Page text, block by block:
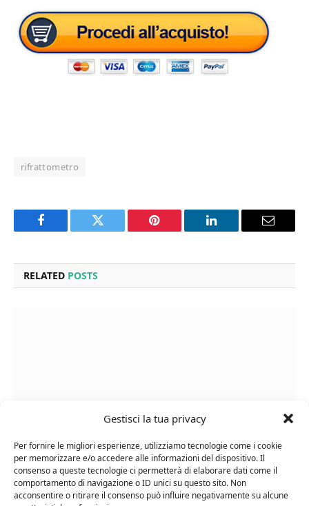
Gestisci la tua privacy
Per fornire le migliori esperienze, utilizziamo tecnologie come i cookie
per memorizzare e/o accedere alle informazioni del dispositivo. Il
consenso a queste tecnologie ci permetterà di elaborare dati come il
comportamento di navigazione o ID unici su questo sito. Non
acconsentire o ritirare il consenso può influire negativamente su alcune
rifrattometro
Facebook Twitter Pinterest LinkedIn Email
RELATED POSTS
Cipriani Arrigo, Vino Rosso Veneto IGT 2015,
Bottiglia Numerata, Produzione Limitata, 750 Ml